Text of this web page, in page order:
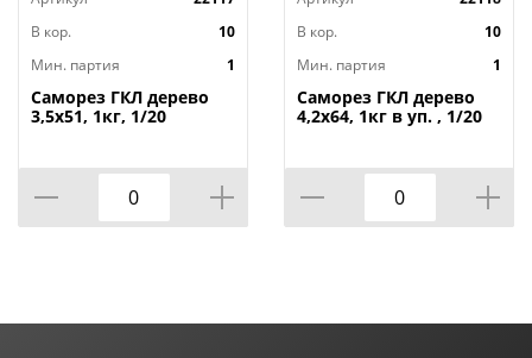
В кор.
10
Мин. партия
1
Саморез ГКЛ дерево
3,5х51, 1кг, 1/20
В кор.
10
Мин. партия
1
Саморез ГКЛ дерево
4,2х64, 1кг в уп. , 1/20